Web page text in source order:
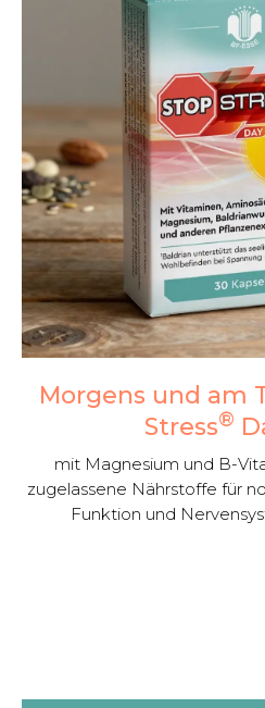
Morgens und am
Stress®
mit Magnesium und B-
zugelassene Nährstoffe für
Funktion und